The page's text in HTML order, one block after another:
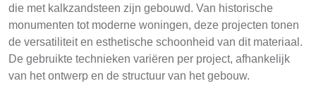
die met kalkzandsteen zijn gebouwd. Van historische
monumenten tot moderne woningen, deze projecten tonen
de versatiliteit en esthetische schoonheid van dit materiaal.
De gebruikte technieken variëren per project, afhankelijk
van het ontwerp en de structuur van het gebouw.